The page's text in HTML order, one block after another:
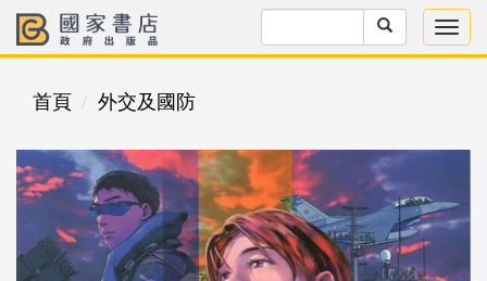
首頁 外交及國防